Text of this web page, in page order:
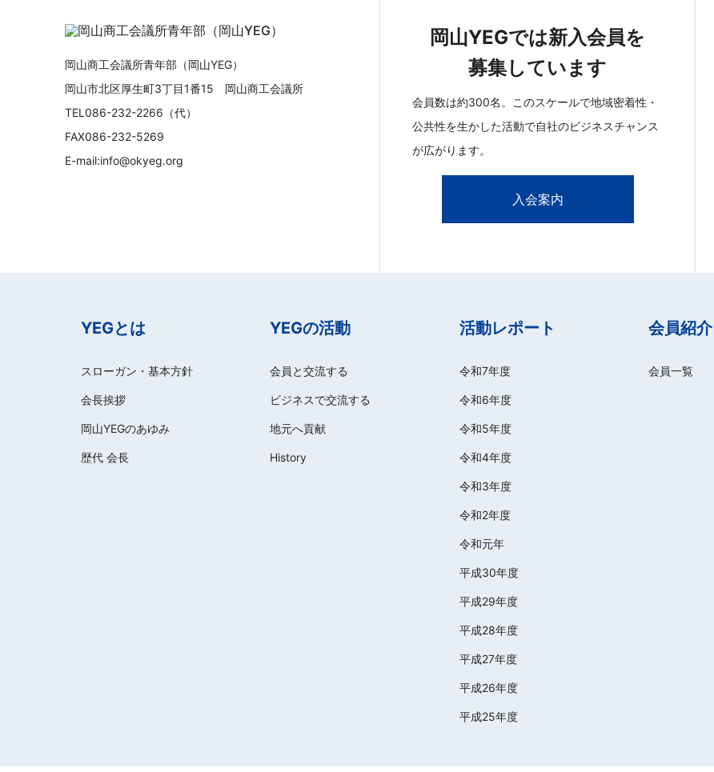
岡山商工会議所青年部（岡山YEG）
岡山市北区厚生町3丁目1番15 岡山商工会議所
TEL086-232-2266（代）
FAX086-232-5269
E-mail:info@okyeg.org
岡山YEGでは新入会員を
募集しています
会員数は約300名。このスケールで地域密着性・
公共性を生かした活動で自社のビジネスチャンス
が広がります。
入会案内
YEGとは
スローガン・基本方針
会長挨拶
岡山YEGのあゆみ
歴代 会長
YEGの活動
会員と交流する
ビジネスで交流する
地元へ貢献
History
活動レポート
令和7年度
令和6年度
令和5年度
令和4年度
令和3年度
令和2年度
令和元年
平成30年度
平成29年度
平成28年度
平成27年度
平成26年度
平成25年度
会員紹介
会員一覧